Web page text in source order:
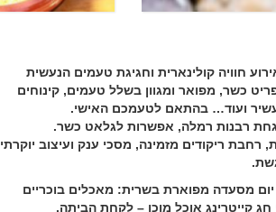
חוויה קולינארית וחגיגת טעמים הנעשית
כשר, מפואר ומגוון בשלל טעמים, קינוחים
ועוד… בהתאם לטעמכם האישי.
רבנות רמלה, אפשרות לגלאט כשר.
ריקודים מזמינה, מסכי ענק ועיצוב יוקרתי
מסעדה מפוארת בשרית: מאכלים בוכריים
חג קייטרינג אוכל מוכן – לקחת הביתה.